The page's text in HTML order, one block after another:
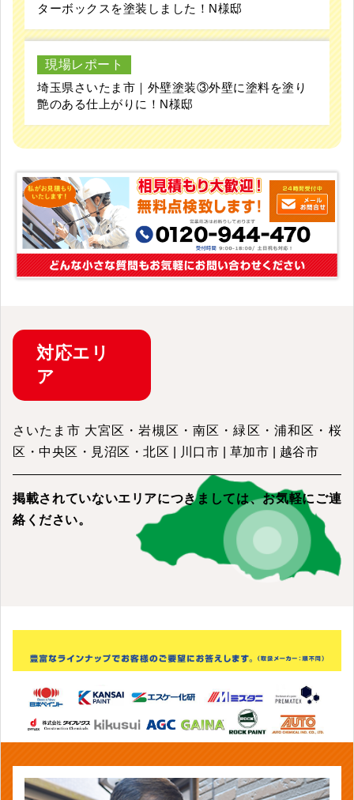
対応エリ
ア
さいたま市 大宮区・岩槻区・南区・緑区・浦和区・桜
掲載されていないエリアにつきましては、
絡ください。